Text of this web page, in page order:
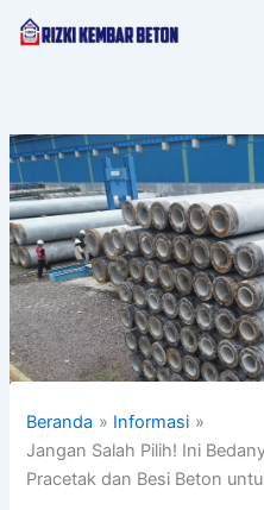
Lewati
Beranda
Informasi
Jangan Salah Pilih! Ini
Pracetak dan Besi Beton